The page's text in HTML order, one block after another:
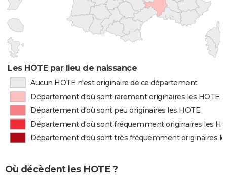
Les HOTE par lieu de naissance
Aucun HOTE n'est originaire de ce département
Département d'où sont rarement originaires les HOTE
Département d'où sont peu originaires les HOTE
Département d'où sont fréquemment originaires les
Département d'où sont très fréquemment originaires
Où décèdent les HOTE ?